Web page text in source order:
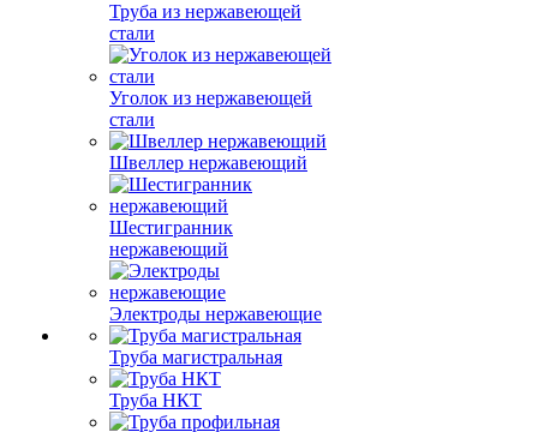
Труба из нержавеющей
стали
Уголок из нержавеющей
стали
Швеллер нержавеющий
Шестигранник
нержавеющий
Электроды нержавеющие
Труба магистральная
Труба НКТ